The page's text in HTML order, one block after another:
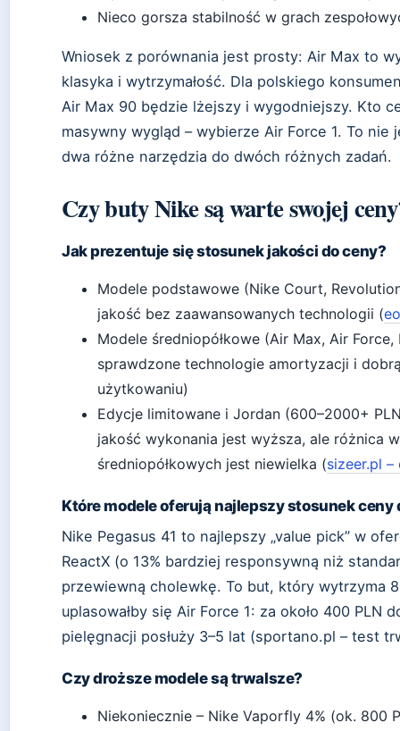
Nieco gorsza stabilność w grach
Wniosek z porównania jest prosty: Air Max to
klasyka i wytrzymałość. Dla polskiego
Air Max 90 będzie lżejszy i wygodniejszy. Kto
masywny wygląd – wybierze Air Force 1. To
dwa różne narzędzia do dwóch różnych zadań.
Czy buty Nike są warte swojej
Jak prezentuje się stosunek jakości do ceny?
Modele podstawowe (Nike Court,
jakość bez zaawansowanych technologii (
Modele średniopółkowe (Air Max, Air
sprawdzone technologie amortyzacji i
użytkowaniu)
Edycje limitowane i Jordan (600–2000+
jakość wykonania jest wyższa, ale różnica
średniopółkowych jest niewielka (sizeer.pl
Które modele oferują najlepszy stosunek ceny
Nike Pegasus 41 to najlepszy „value pick” w
ReactX (o 13% bardziej responsywną niż
przewiewną cholewkę. To but, który wytrzyma
uplasowałby się Air Force 1: za około 400
pielęgnacji posłuży 3–5 lat (sportano.pl – test
Czy droższe modele są trwalsze?
Niekoniecznie – Nike Vaporfly 4% (ok. 800